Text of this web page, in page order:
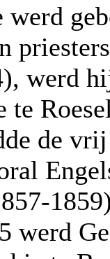
werd
werd
te
de
werd